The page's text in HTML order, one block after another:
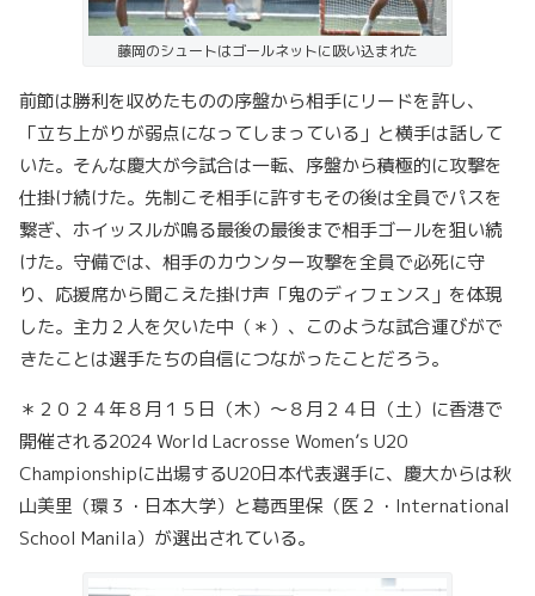
藤岡のシュートはゴールネットに吸い込まれた
前節は勝利を収めたものの序盤から相手にリードを許し、
「立ち上がりが弱点になってしまっている」と横手は話して
いた。そんな慶大が今試合は一転、序盤から積極的に攻撃を
仕掛け続けた。先制こそ相手に許すもその後は全員でパスを
繋ぎ、ホイッスルが鳴る最後の最後まで相手ゴールを狙い続
けた。守備では、相手のカウンター攻撃を全員で必死に守
り、応援席から聞こえた掛け声「鬼のディフェンス」を体現
した。主力２人を欠いた中（＊）、このような試合運びがで
きたことは選手たちの自信につながったことだろう。
＊２０２４年８月１５日（木）〜８月２４日（土）に香港で
開催される2024 World Lacrosse Women’s U20
Championshipに出場するU20日本代表選手に、慶大からは秋
山美里（環３・日本大学）と葛西里保（医２・International
School Manila）が選出されている。